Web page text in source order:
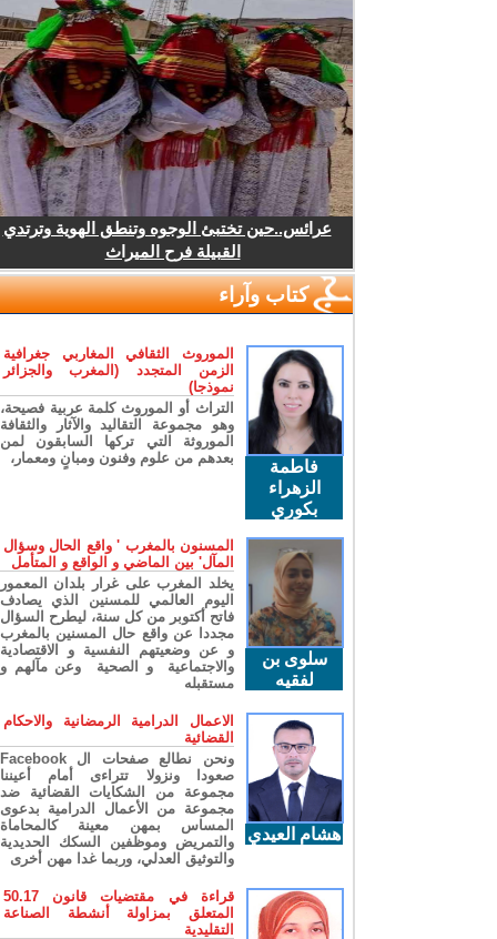
عرائس..حين تختبئ الوجوه وتنطق الهوية وترتدي
القبيلة فرح الميراث
كتاب وآراء
فاطمة
الزهراء
بكوري
الموروث الثقافي المغاربي جغرافية
الزمن المتجدد (المغرب والجزائر
نموذجا)
التراث أو الموروث كلمة عربية فصيحة،
وهو مجموعة التقاليد والآثار والثقافة
الموروثة التي تركها السابقون لمن
بعدهم من علوم وفنون ومبانٍ ومعمار،
سلوى بن
لفقيه
المسنون بالمغرب ' واقع الحال وسؤال
المآل' بين الماضي و الواقع و المتأمل
يخلد المغرب على غرار بلدان المعمور
اليوم العالمي للمسنين الذي يصادف
فاتح أكتوبر من كل سنة، ليطرح السؤال
مجددا عن واقع حال المسنين بالمغرب
و عن وضعيتهم النفسية و الاقتصادية
والاجتماعية و الصحية وعن مآلهم و
مستقبله
هشام العيدي
الاعمال الدرامية الرمضانية والاحكام
القضائية
ونحن نطالع صفحات ال Facebook
صعودا ونزولا تتراءى أمام أعيننا
مجموعة من الشكايات القضائية ضد
مجموعة من الأعمال الدرامية بدعوى
المساس بمهن معينة كالمحاماة
والتمريض وموظفين السكك الحديدية
والتوثيق العدلي، وربما غدا مهن أخرى
قراءة في مقتضيات قانون 50.17
المتعلق بمزاولة أنشطة الصناعة
التقليدية